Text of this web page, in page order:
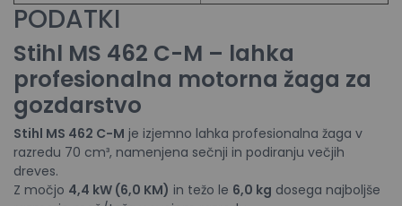
PODATKI
Stihl MS 462 C-M – lahka
profesionalna motorna žaga za
gozdarstvo
Stihl MS 462 C-M je izjemno lahka profesionalna žaga v
razredu 70 cm³, namenjena sečnji in podiranju večjih
dreves.
Z močjo 4,4 kW (6,0 KM) in težo le 6,0 kg dosega najboljše